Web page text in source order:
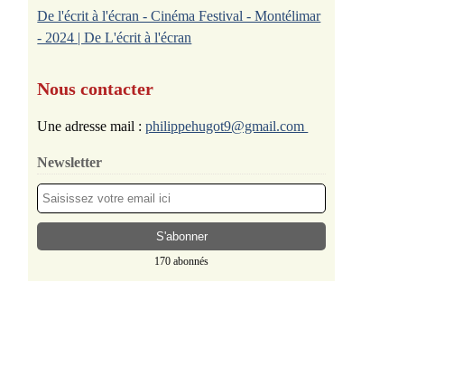
De l'écrit à l'écran - Cinéma Festival - Montélimar
- 2024 | De L'écrit à l'écran
Nous contacter
Une adresse mail :philippehugot9@gmail.com
Newsletter
170 abonnés